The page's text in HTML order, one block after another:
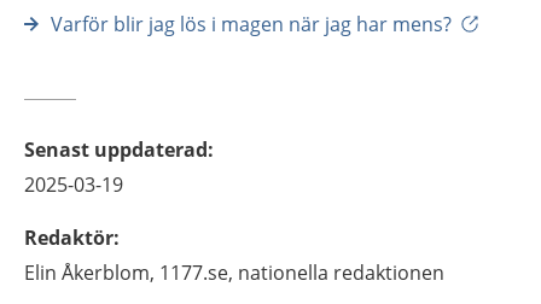
Varför blir jag lös i magen när jag har mens?
Senast uppdaterad:
2025-03-19
Redaktör:
Elin Åkerblom, 1177.se, nationella redaktionen